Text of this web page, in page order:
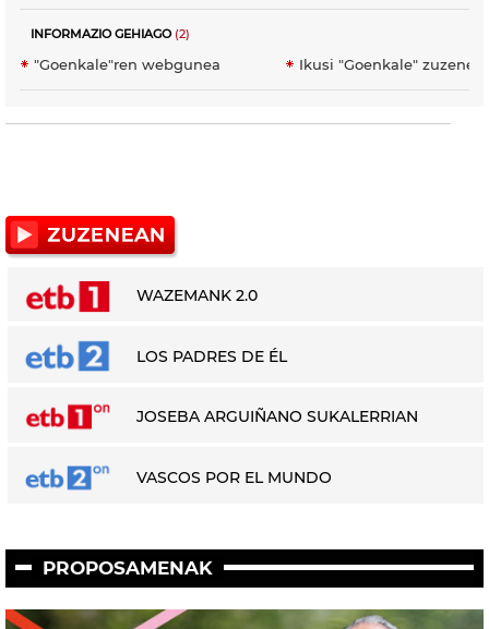
INFORMAZIO GEHIAGO(2)
"Goenkale"ren webgunea Ikusi "Goenkale"
WAZEMANK 2.0
LOS PADRES DE ÉL
JOSEBA ARGUIÑANO SUKALERRIAN
VASCOS POR EL MUNDO
PROPOSAMENAK